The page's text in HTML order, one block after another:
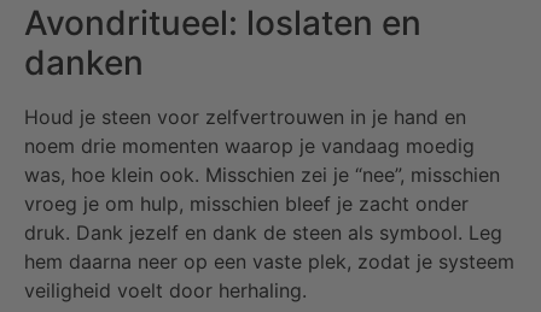
Avondritueel: loslaten en
danken
Houd je steen voor zelfvertrouwen in je hand en
noem drie momenten waarop je vandaag moedig
was, hoe klein ook. Misschien zei je “nee”, misschien
vroeg je om hulp, misschien bleef je zacht onder
druk. Dank jezelf en dank de steen als symbool. Leg
hem daarna neer op een vaste plek, zodat je systeem
veiligheid voelt door herhaling.